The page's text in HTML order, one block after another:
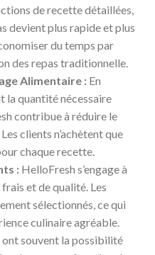
de recette détaillées,
devient plus rapide et plus
du temps par
des repas traditionnelle.
Alimentaire : En
la quantité nécessaire
contribue à réduire le
clients n’achètent que
chaque recette.
: HelloFresh s’engage à
et de qualité. Les
sélectionnés, ce qui
culinaire agréable.
ont souvent la possibilité